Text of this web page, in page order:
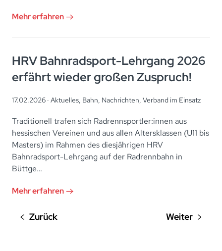
Mehr erfahren
HRV Bahnradsport-Lehrgang 2026
erfährt wieder großen Zuspruch!
17.02.2026 · Aktuelles, Bahn, Nachrichten, Verband im Einsatz
Traditionell trafen sich Radrennsportler:innen aus
hessischen Vereinen und aus allen Altersklassen (U11 bis
Masters) im Rahmen des diesjährigen HRV
Bahnradsport-Lehrgang auf der Radrennbahn in
Büttge…
Mehr erfahren